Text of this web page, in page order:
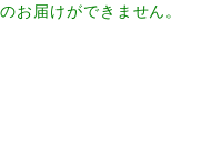
お届けができません。